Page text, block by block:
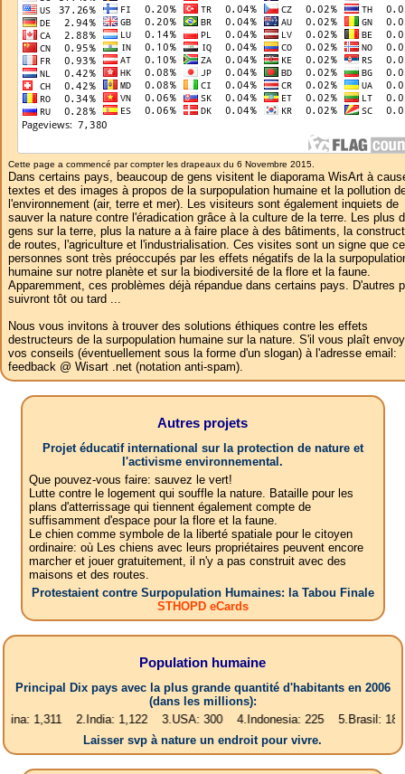
Cette page a commencé par compter les drapeaux du 6 Novembre 2015.
Dans certains pays, beaucoup de gens visitent le diaporama WisArt à
textes et des images à propos de la surpopulation humaine et la pollution
l'environnement (air, terre et mer). Les visiteurs sont également inquiets de
sauver la nature contre l'éradication grâce à la culture de la terre. Les plus
gens sur la terre, plus la nature a à faire place à des bâtiments, la
de routes, l'agriculture et l'industrialisation. Ces visites sont un signe que
personnes sont très préoccupés par les effets négatifs de la la
humaine sur notre planète et sur la biodiversité de la flore et la faune.
Apparemment, ces problèmes déjà répandue dans certains pays. D'autres
suivront tôt ou tard ...
Nous vous invitons à trouver des solutions éthiques contre les effets
destructeurs de la surpopulation humaine sur la nature. S'il vous plaît
vos conseils (éventuellement sous la forme d'un slogan) à l'adresse email:
feedback @ Wisart .net (notation anti-spam).
Autres projets
Projet éducatif international sur la protection de nature et
l'activisme environnemental.
Que pouvez-vous faire: sauvez le vert!
Lutte contre le logement qui souffle la nature. Bataille pour les
plans d'atterrissage qui tiennent également compte de
suffisamment d'espace pour la flore et la faune.
Le chien comme symbole de la liberté spatiale pour le citoyen
ordinaire: où Les chiens avec leurs propriétaires peuvent encore
marcher et jouer gratuitement, il n'y a pas construit avec des
maisons et des routes.
Protestaient contre Surpopulation Humaines: la Tabou Finale
STHOPD eCards
Population humaine
Principal Dix pays avec la plus grande quantité d'habitants en 2006
(dans les millions):
2.India: 1,122 3.USA: 300 4.Indonesia: 225 5.Brasil: 187
Laisser svp à nature un endroit pour vivre.